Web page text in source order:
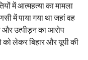
में आत्महत्या का मामला
में पाया गया था जहां वह
और उत्पीड़न का आरोप
को लेकर बिहार और यूपी की